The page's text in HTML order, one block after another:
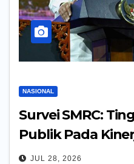
NASIONAL
Survei SMRC:
Publik Pada
Prabowo 51 Persen
JUL 28, 2026